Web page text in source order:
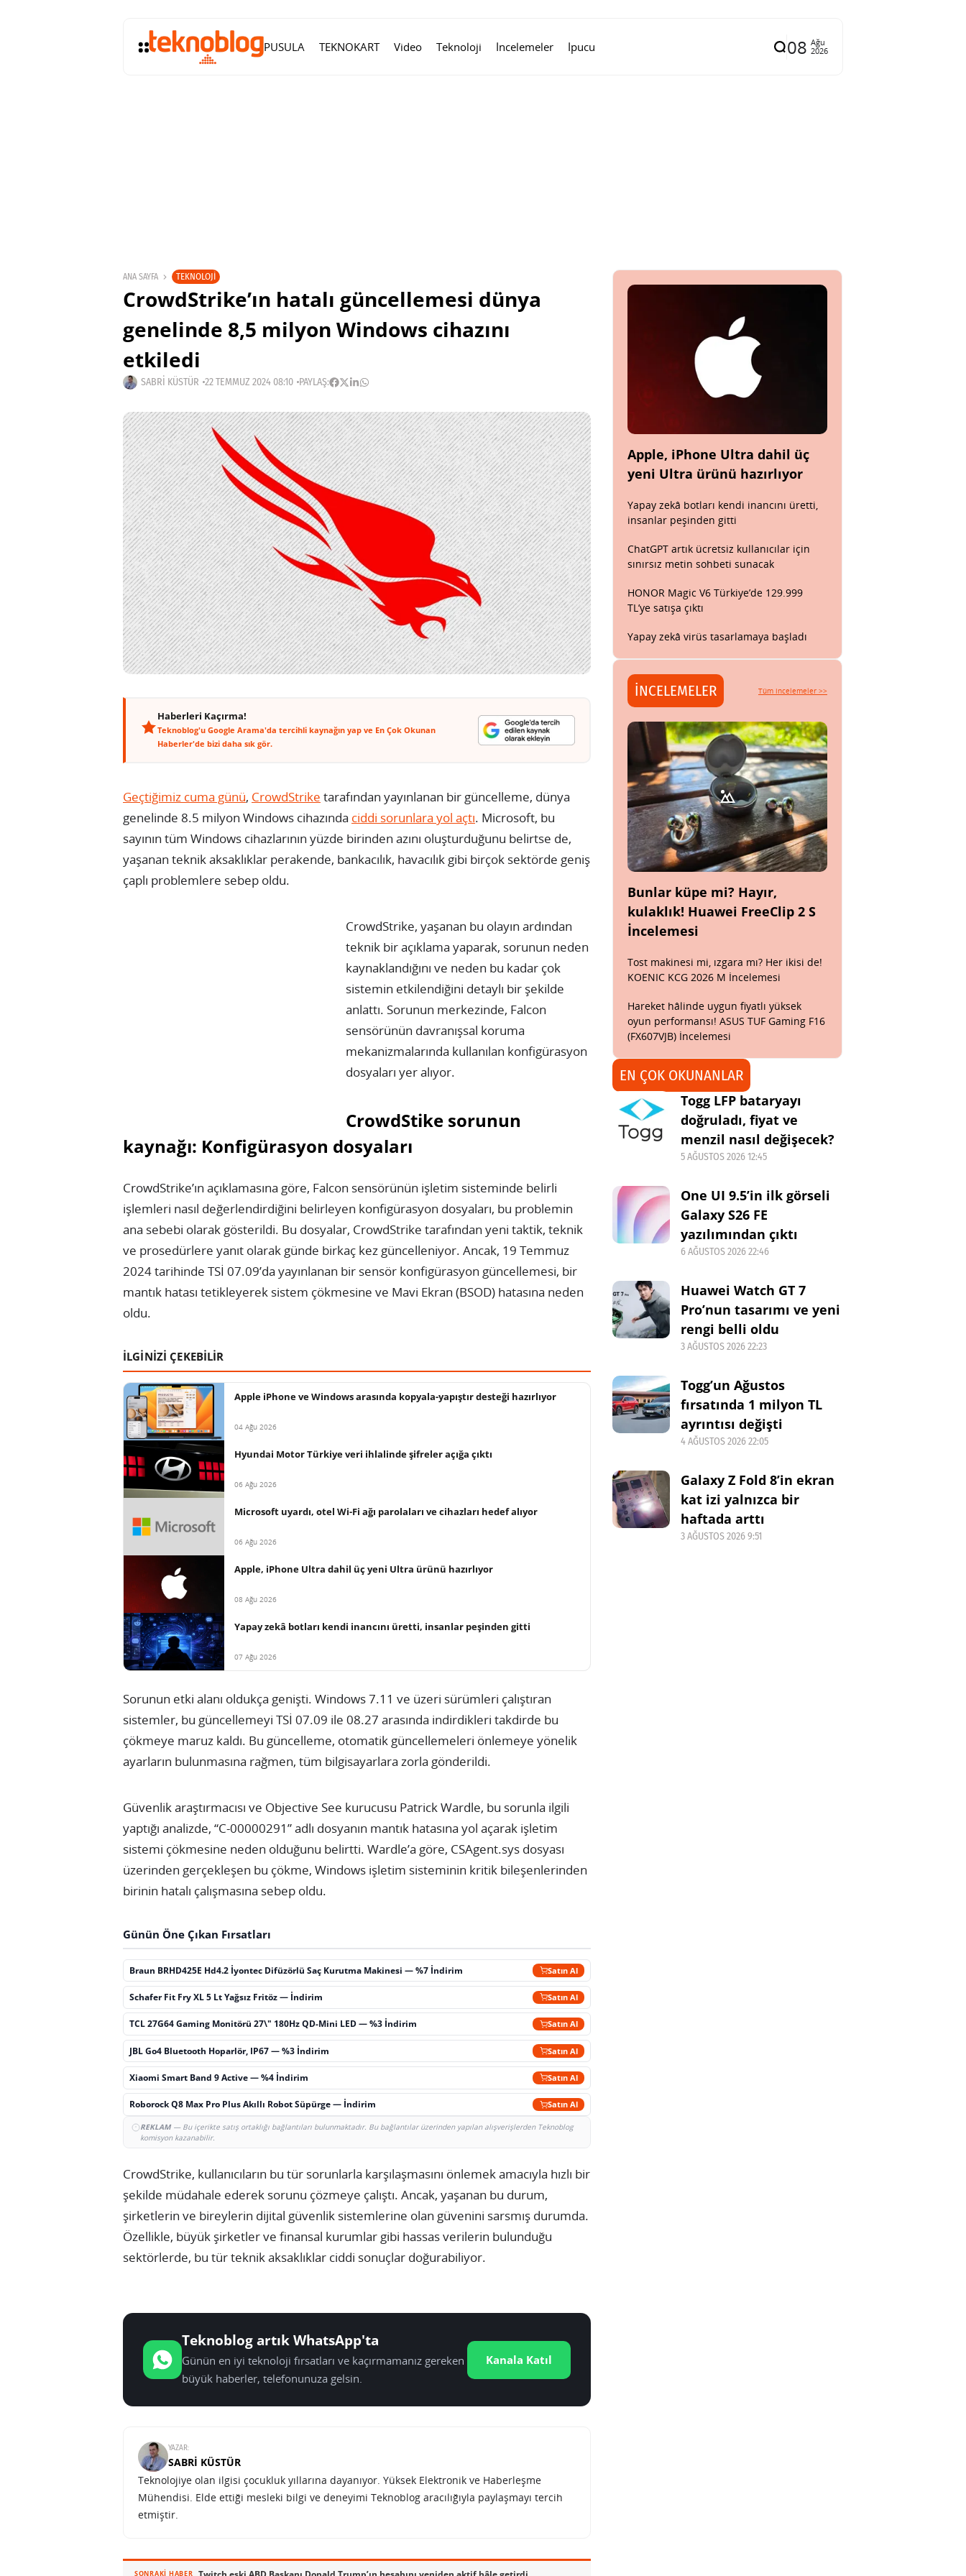
PUSULA TEKNOKART Video Teknoloji İncelemeler İpucu 08 Ağu
2026
ANA SAYFA TEKNOLOJI
CrowdStrike’ın hatalı güncellemesi dünya
genelinde 8,5 milyon Windows cihazını
etkiledi
SABRI KÜSTÜR 22 TEMMUZ 2024 08:10 PAYLAŞ:
Haberleri Kaçırma!
Teknoblog'u Google Arama'da tercihli kaynağın yap ve En Çok Okunan
Haberler'de bizi daha sık gör.
Geçtiğimiz cuma günü, CrowdStrike tarafından yayınlanan bir güncelleme, dünya
genelinde 8.5 milyon Windows cihazında ciddi sorunlara yol açtı. Microsoft, bu
sayının tüm Windows cihazlarının yüzde birinden azını oluşturduğunu belirtse de,
yaşanan teknik aksaklıklar perakende, bankacılık, havacılık gibi birçok sektörde geniş
çaplı problemlere sebep oldu.
CrowdStrike, yaşanan bu olayın ardından
teknik bir açıklama yaparak, sorunun neden
kaynaklandığını ve neden bu kadar çok
sistemin etkilendiğini detaylı bir şekilde
anlattı. Sorunun merkezinde, Falcon
sensörünün davranışsal koruma
mekanizmalarında kullanılan konfigürasyon
dosyaları yer alıyor.
CrowdStike sorunun
kaynağı: Konfigürasyon dosyaları
CrowdStrike’ın açıklamasına göre, Falcon sensörünün işletim sisteminde belirli
işlemleri nasıl değerlendirdiğini belirleyen konfigürasyon dosyaları, bu problemin
ana sebebi olarak gösterildi. Bu dosyalar, CrowdStrike tarafından yeni taktik, teknik
ve prosedürlere yanıt olarak günde birkaç kez güncelleniyor. Ancak, 19 Temmuz
2024 tarihinde TSİ 07.09’da yayınlanan bir sensör konfigürasyon güncellemesi, bir
mantık hatası tetikleyerek sistem çökmesine ve Mavi Ekran (BSOD) hatasına neden
oldu.
İLGİNİZİ ÇEKEBİLİR
Apple iPhone ve Windows arasında kopyala-yapıştır desteği hazırlıyor
04 Ağu 2026
Hyundai Motor Türkiye veri ihlalinde şifreler açığa çıktı
06 Ağu 2026
Microsoft uyardı, otel Wi-Fi ağı parolaları ve cihazları hedef alıyor
06 Ağu 2026
Apple, iPhone Ultra dahil üç yeni Ultra ürünü hazırlıyor
08 Ağu 2026
Yapay zekâ botları kendi inancını üretti, insanlar peşinden gitti
07 Ağu 2026
Sorunun etki alanı oldukça genişti. Windows 7.11 ve üzeri sürümleri çalıştıran
sistemler, bu güncellemeyi TSİ 07.09 ile 08.27 arasında indirdikleri takdirde bu
çökmeye maruz kaldı. Bu güncelleme, otomatik güncellemeleri önlemeye yönelik
ayarların bulunmasına rağmen, tüm bilgisayarlara zorla gönderildi.
Güvenlik araştırmacısı ve Objective See kurucusu Patrick Wardle, bu sorunla ilgili
yaptığı analizde, “C-00000291” adlı dosyanın mantık hatasına yol açarak işletim
sistemi çökmesine neden olduğunu belirtti. Wardle’a göre, CSAgent.sys dosyası
üzerinden gerçekleşen bu çökme, Windows işletim sisteminin kritik bileşenlerinden
birinin hatalı çalışmasına sebep oldu.
Günün Öne Çıkan Fırsatları
Braun BRHD425E Hd4.2 İyontec Difüzörlü Saç Kurutma Makinesi — %7 İndirim Satın Al
Schafer Fit Fry XL 5 Lt Yağsız Fritöz — İndirim Satın Al
TCL 27G64 Gaming Monitörü 27\" 180Hz QD-Mini LED — %3 İndirim Satın Al
JBL Go4 Bluetooth Hoparlör, IP67 — %3 İndirim Satın Al
Xiaomi Smart Band 9 Active — %4 İndirim Satın Al
Roborock Q8 Max Pro Plus Akıllı Robot Süpürge — İndirim Satın Al
REKLAM— Bu içerikte satış ortaklığı bağlantıları bulunmaktadır. Bu bağlantılar üzerinden yapılan alışverişlerden Teknoblog
komisyon kazanabilir.
CrowdStrike, kullanıcıların bu tür sorunlarla karşılaşmasını önlemek amacıyla hızlı bir
şekilde müdahale ederek sorunu çözmeye çalıştı. Ancak, yaşanan bu durum,
şirketlerin ve bireylerin dijital güvenlik sistemlerine olan güvenini sarsmış durumda.
Özellikle, büyük şirketler ve finansal kurumlar gibi hassas verilerin bulunduğu
sektörlerde, bu tür teknik aksaklıklar ciddi sonuçlar doğurabiliyor.
Teknoblog artık WhatsApp'ta
Günün en iyi teknoloji fırsatları ve kaçırmamanız gereken
büyük haberler, telefonunuza gelsin.
Kanala Katıl
YAZAR:
SABRI KÜSTÜR
Teknolojiye olan ilgisi çocukluk yıllarına dayanıyor. Yüksek Elektronik ve Haberleşme
Mühendisi. Elde ettiği mesleki bilgi ve deneyimi Teknoblog aracılığıyla paylaşmayı tercih
etmiştir.
SONRAKI HABER
Apple, iPhone Ultra dahil üç
yeni Ultra ürünü hazırlıyor
Yapay zekâ botları kendi inancını üretti,
insanlar peşinden gitti
ChatGPT artık ücretsiz kullanıcılar için
sınırsız metin sohbeti sunacak
HONOR Magic V6 Türkiye’de 129.999
TL’ye satışa çıktı
Yapay zekâ virüs tasarlamaya başladı
İNCELEMELER Tüm incelemeler >>
Bunlar küpe mi? Hayır,
kulaklık! Huawei FreeClip 2 S
İncelemesi
Tost makinesi mi, ızgara mı? Her ikisi de!
KOENIC KCG 2026 M İncelemesi
Hareket hâlinde uygun fiyatlı yüksek
oyun performansı! ASUS TUF Gaming F16
(FX607VJB) İncelemesi
EN ÇOK OKUNANLAR
Togg LFP bataryayı
doğruladı, fiyat ve
menzil nasıl değişecek?
5 AĞUSTOS 2026 12:45
One UI 9.5’in ilk görseli
Galaxy S26 FE
yazılımından çıktı
6 AĞUSTOS 2026 22:46
Huawei Watch GT 7
Pro’nun tasarımı ve yeni
rengi belli oldu
3 AĞUSTOS 2026 22:23
Togg’un Ağustos
fırsatında 1 milyon TL
ayrıntısı değişti
4 AĞUSTOS 2026 22:05
Galaxy Z Fold 8’in ekran
kat izi yalnızca bir
haftada arttı
3 AĞUSTOS 2026 9:51